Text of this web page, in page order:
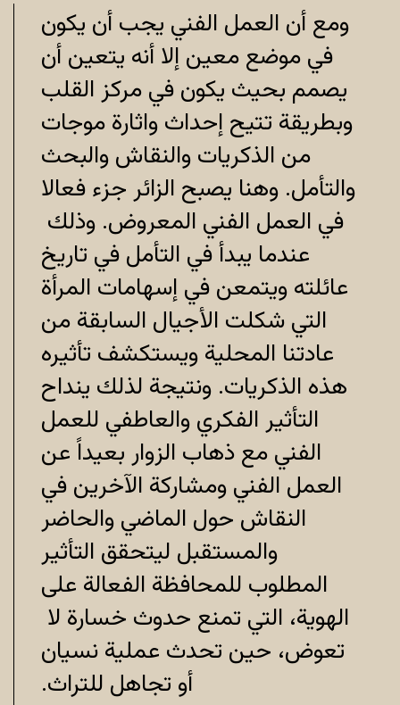
ومع أن العمل الفني يجب أن يكون
في موضع معين إلا أنه يتعين أن
يصمم بحيث يكون في مركز القلب
وبطريقة تتيح إحداث واثارة موجات
من الذكريات والنقاش والبحث
والتأمل. وهنا يصبح الزائر جزء فعالا
في العمل الفني المعروض. وذلك
عندما يبدأ في التأمل في تاريخ
عائلته ويتمعن في إسهامات المرأة
التي شكلت الأجيال السابقة من
عادتنا المحلية ويستكشف تأثيره
هذه الذكريات. ونتيجة لذلك ينداح
التأثير الفكري والعاطفي للعمل
الفني مع ذهاب الزوار بعيداعن
العمل الفني ومشاركة الآخرين في
النقاش حول الماضي والحاضر
والمستقبل ليتحقق التأثير
المطلوب للمحافظة الفعالة على
الهوية، التي تمنع حدوث خسارة لا
تعوض، حين تحدث عملية نسيان
أو تجاهل للتراث.